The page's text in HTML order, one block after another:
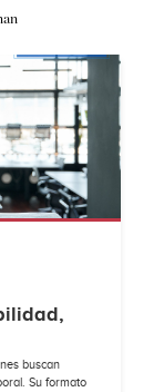
buscan
Su formato